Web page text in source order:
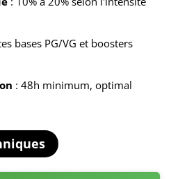
bases PG/VG et boosters
: 48h minimum, optimal